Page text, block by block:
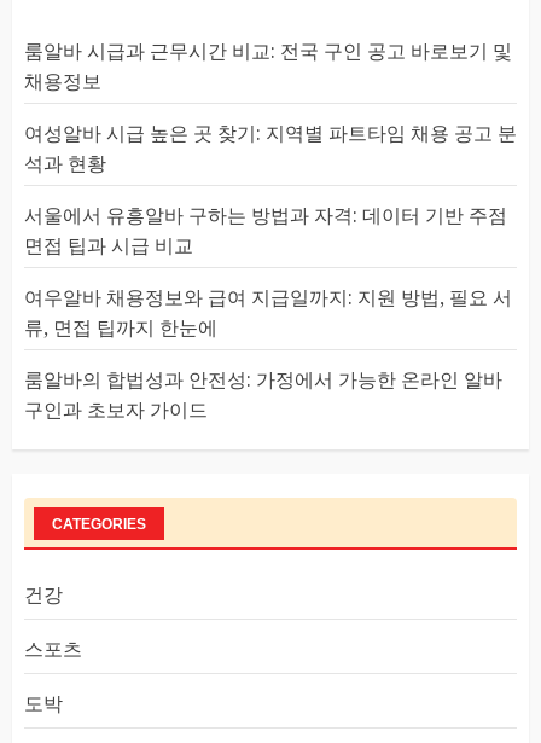
룸알바 시급과 근무시간 비교: 전국 구인 공고 바로보기 및
채용정보
여성알바 시급 높은 곳 찾기: 지역별 파트타임 채용 공고 분
석과 현황
서울에서 유흥알바 구하는 방법과 자격: 데이터 기반 주점
면접 팁과 시급 비교
여우알바 채용정보와 급여 지급일까지: 지원 방법, 필요 서
류, 면접 팁까지 한눈에
룸알바의 합법성과 안전성: 가정에서 가능한 온라인 알바
구인과 초보자 가이드
CATEGORIES
건강
스포츠
도박